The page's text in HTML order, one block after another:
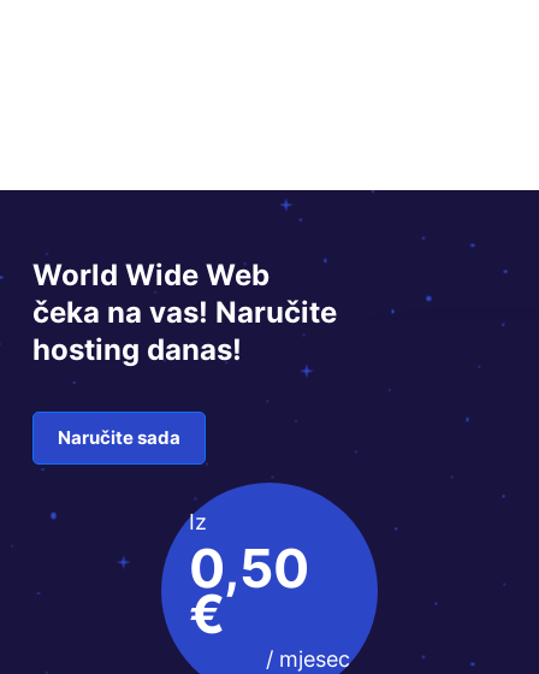
World Wide Web
čeka na vas! Naručite
hosting danas!
Naručite sada
Iz
0,50
€
/ mjesec